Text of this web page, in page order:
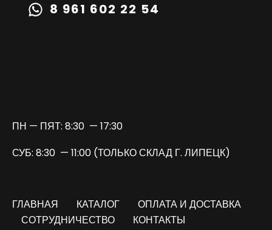
8 961 602 22 54
ПН — ПЯТ: 8:30 — 17:30
СУБ: 8:30 — 11:00 (ТОЛЬКО СКЛАД Г. ЛИПЕЦК)
ГЛАВНАЯ КАТАЛОГ
ОПЛАТА И ДОСТАВКА
СОТРУДНИЧЕСТВО
КОНТАКТЫ